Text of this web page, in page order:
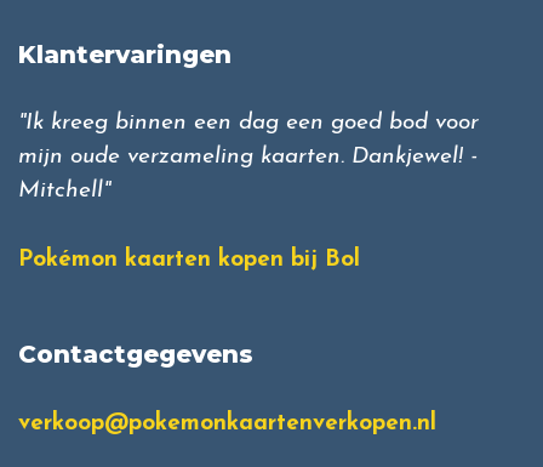
Klantervaringen
"Ik kreeg binnen een dag een goed bod voor
mijn oude verzameling kaarten. Dankjewel! -
Mitchell"
Pokémon kaarten kopen bij Bol
Contactgegevens
verkoop@pokemonkaartenverkopen.nl